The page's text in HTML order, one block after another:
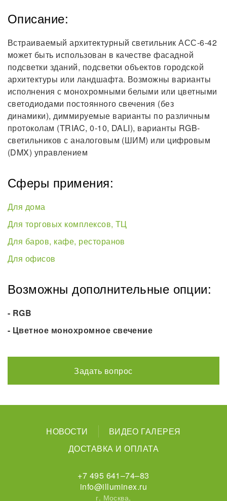
Описание:
Встраиваемый архитектурный светильник АСС-6-42
может быть использован в качестве фасадной
подсветки зданий, подсветки объектов городской
архитектуры или ландшафта. Возможны варианты
исполнения с монохромными белыми или цветными
светодиодами постоянного свечения (без
динамики), диммируемые варианты по различным
протоколам (TRIAC, 0-10, DALI), варианты RGB-
светильников с аналоговым (ШИМ) или цифровым
(DMX) управлением
Сферы примения:
Для дома
Для торговых комплексов, ТЦ
Для баров, кафе, ресторанов
Для офисов
Возможны дополнительные опции:
- RGB
- Цветное монохромное свечение
Задать вопрос
НОВОСТИ
ВИДЕО ГАЛЕРЕЯ
ДОСТАВКА И ОПЛАТА
+7 495 641–74–83
info@illuminex.ru
г. Москва,